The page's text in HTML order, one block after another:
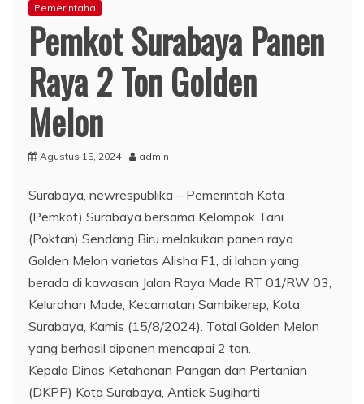
Pemerintaha
Pemkot Surabaya Panen
Raya 2 Ton Golden
Melon
Agustus 15, 2024 admin
Surabaya, newrespublika – Pemerintah Kota
(Pemkot) Surabaya bersama Kelompok Tani
(Poktan) Sendang Biru melakukan panen raya
Golden Melon varietas Alisha F1, di lahan yang
berada di kawasan Jalan Raya Made RT 01/RW 03,
Kelurahan Made, Kecamatan Sambikerep, Kota
Surabaya, Kamis (15/8/2024). Total Golden Melon
yang berhasil dipanen mencapai 2 ton.
Kepala Dinas Ketahanan Pangan dan Pertanian
(DKPP) Kota Surabaya, Antiek Sugiharti